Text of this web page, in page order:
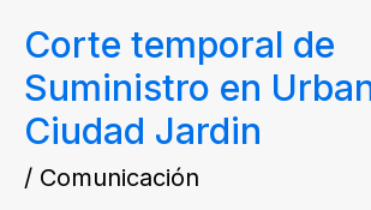
Corte temporal de
Suministro en
Ciudad Jardin
/ Comunicación